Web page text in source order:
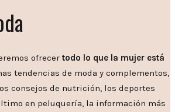
ofrecer todo lo que la mujer está
tendencias de moda y complementos,
consejos de nutrición, los deportes
en peluquería, la información más